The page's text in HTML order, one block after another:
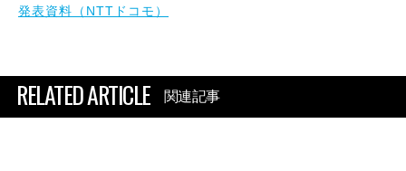
発表資料（NTTドコモ）
RELATED ARTICLE 関連記事